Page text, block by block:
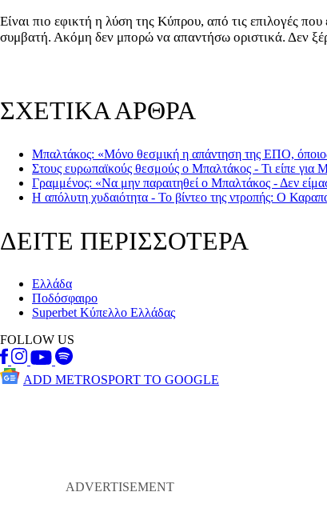
Είναι πιο εφικτή η λύση της Κύπρου, από τις επιλογές
συμβατή. Ακόμη δεν μπορώ να απαντήσω οριστικά. Δεν
ΣΧΕΤΙΚΑ ΑΡΘΡΑ
Μπαλτάκος: «Μόνο θεσμική η απάντηση της ΕΠΟ, όποιος
Στους ευρωπαϊκούς θεσμούς ο Μπαλτάκος - Τι είπε για
Γραμμένος: «Να μην παραιτηθεί ο Μπαλτάκος - Δεν
Η απόλυτη χυδαιότητα - Το βίντεο της ντροπής: Ο
ΔΕΙΤΕ ΠΕΡΙΣΣΟΤΕΡΑ
Ελλάδα
Ποδόσφαιρο
Superbet Κύπελλο Ελλάδας
FOLLOW US
ADD METROSPORT TO GOOGLE